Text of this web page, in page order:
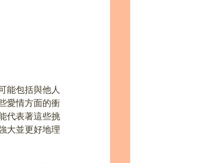
能包括與他人
愛情方面的衝
代表著這些挑
大並更好地理